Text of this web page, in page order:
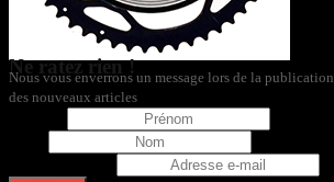
Ne ratez rien !
Nous vous enverrons un message lors de la publication
des nouveaux articles